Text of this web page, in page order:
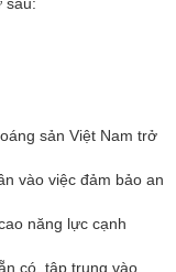
sản Việt Nam trở
vào việc đảm bảo an
năng lực cạnh
có, tập trung vào